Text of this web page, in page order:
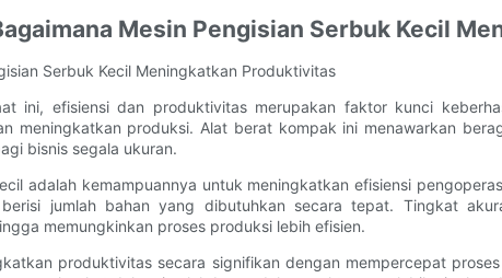
Mesin Pengisian Serbuk Kecil
Serbuk Kecil Meningkatkan Produktivitas
ini, efisiensi dan produktivitas merupakan faktor kunci
meningkatkan produksi. Alat berat kompak ini menawarkan
bisnis segala ukuran.
adalah kemampuannya untuk meningkatkan efisiensi
jumlah bahan yang dibutuhkan secara tepat. Tingkat
memungkinkan proses produksi lebih efisien.
produktivitas secara signifikan dengan mempercepat